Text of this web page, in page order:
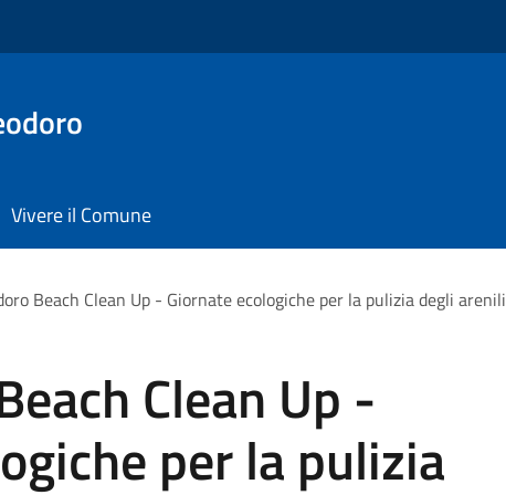
Vivere il Comune
Beach Clean Up - Giornate ecologiche per la pulizia degli arenili
Clean Up -
per la pulizia